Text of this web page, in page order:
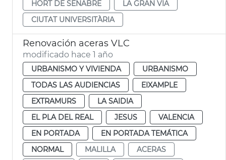
HORT DE SENABRE
LA GRAN VIA
CIUTAT UNIVERSITÀRIA
Renovación aceras VLC
modificado hace 1 año
URBANISMO Y VIVIENDA
URBANISMO
TODAS LAS AUDIENCIAS
EIXAMPLE
EXTRAMURS
LA SAIDIA
EL PLA DEL REAL
JESUS
VALENCIA
EN PORTADA
EN PORTADA TEMÁTICA
NORMAL
MALILLA
ACERAS